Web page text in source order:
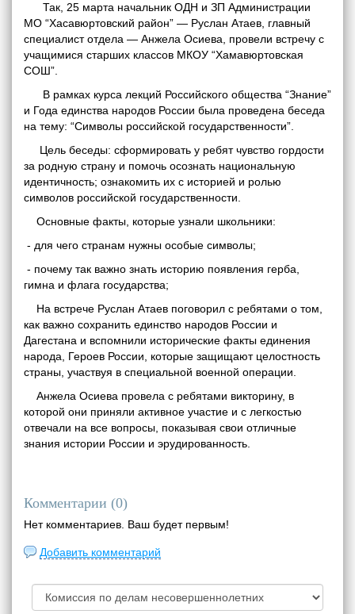
Так, 25 марта начальник ОДН и ЗП Администрации
МО “Хасавюртовский район” — Руслан Атаев, главный
специалист отдела — Анжела Осиева, провели встречу с
учащимися старших классов МКОУ “Хамавюртовская
СОШ”.
В рамках курса лекций Российского общества “Знание”
и Года единства народов России была проведена беседа
на тему: “Символы российской государственности”.
Цель беседы: сформировать у ребят чувство гордости
за родную страну и помочь осознать национальную
идентичность; ознакомить их с историей и ролью
символов российской государственности.
Основные факты, которые узнали школьники:
- для чего странам нужны особые символы;
- почему так важно знать историю появления герба,
гимна и флага государства;
На встрече Руслан Атаев поговорил с ребятами о том,
как важно сохранить единство народов России и
Дагестана и вспомнили исторические факты единения
народа, Героев России, которые защищают целостность
страны, участвуя в специальной военной операции.
Анжела Осиева провела с ребятами викторину, в
которой они приняли активное участие и с легкостью
отвечали на все вопросы, показывая свои отличные
знания истории России и эрудированность.
Комментарии (0)
Нет комментариев. Ваш будет первым!
Добавить комментарий